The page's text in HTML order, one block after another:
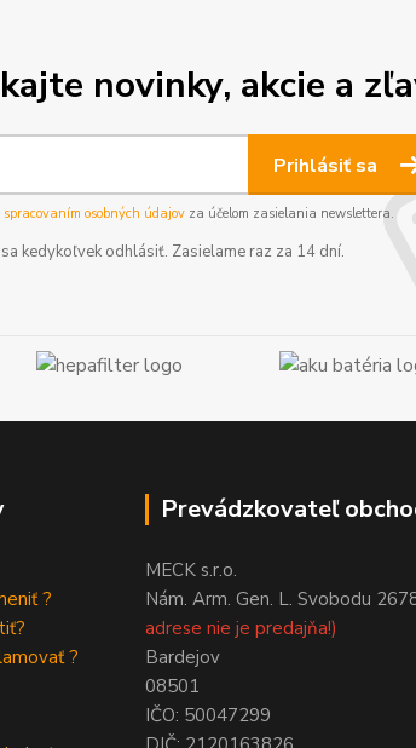
novinky, akcie a
Prihlásiť sa
spracovaním osobných údajovza účelom zasielania newslettera.
kedykoľvek odhlásiť. Zasielame raz za 14 dní.
?
?
Prevádzkovateľ
MECK s.r.o.
Nám. Arm. Gen. L. Svobodu
adrese nie je predajňa!)
Bardejov
08501
IČO: 50047299